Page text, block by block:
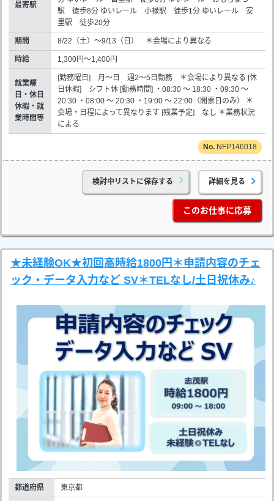
最寄駅
駅 徒歩8分 ゆいレール 小禄駅 徒歩1分 ゆいレール 安
里駅 徒歩20分
期間 8/22（土）～9/13（日） ＊会場により異なる
時給 1,300円～1,400円
就業曜
日・休日
休暇・就
業時間等
[勤務曜日] 月～日 週2～5日勤務 ＊会場により異なる [休
日休暇] シフト休 [勤務時間] ・08:30 ～ 18:30 ・09:30 ～
20:30 ・08:00 ～ 20:30 ・19:00 ～ 22:00（開票日のみ） ＊
会場・日程によって異なります [残業予定] なし ＊業務状況
による
NFP146018
検討中リストに保存する 詳細を見る
このお仕事に応募
★未経験OK★初回高時給1800円＊申請内容のチェ
ック・データ入力など SV＊TELなし/土日祝休み♪
都道府県 東京都